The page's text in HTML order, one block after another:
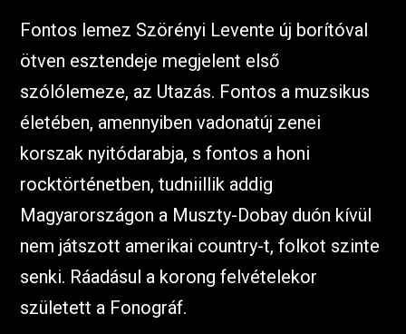
Fontos lemez Szörényi Levente új borítóval
ötven esztendeje megjelent első
szólólemeze, az Utazás. Fontos a muzsikus
életében, amennyiben vadonatúj zenei
korszak nyitódarabja, s fontos a honi
rocktörténetben, tudniillik addig
Magyarországon a Muszty-Dobay duón kívül
nem játszott amerikai country-t, folkot szinte
senki. Ráadásul a korong felvételekor
született a Fonográf.